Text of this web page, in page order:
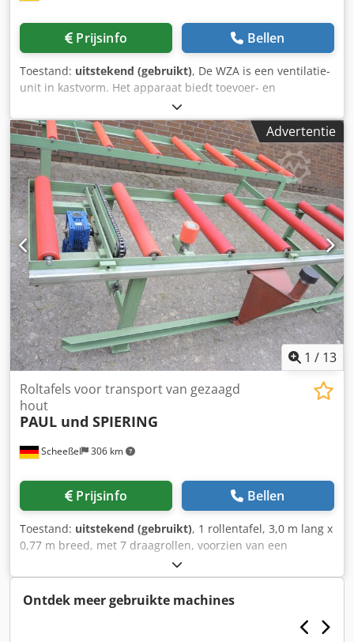
Prijsinfo Bellen
Toestand: uitstekend (gebruikt), De WZA is een ventilatie-
unit in kastvorm. Het apparaat biedt toevoer- en
afvoermogelijkheden, met geïntegreerde warmte- en
vochtafwisseling. De toevoer van buitenlucht geschiedt via
een aansluiting op de gevel. Chodpfszr Rflox Aqqsa De
apparaten zijn in 2023 in gebruik genomen, maar slechts
ongeveer 1 tot 1,5 jaar gebruikt. In totaal zijn er 6 stuks
beschikbaar. Een gezamenlijke verkoop wordt de voorkeur
gegeven, maar een individuele verkoop is ook mogelijk.
Juridische opmerking betreffende de productveiligheid
(GPSR): Dit product is aantoonbaar vóór 13 december 2024
op legale wijze in de Europese Unie op de markt gebracht.
Daarom valt het, op grond van artikel 54 van de EU-
verordening 2023/988 (GPSR), onder de wettelijke
overgangsregeling voor bestaande voorraden. De
verplichting om achteraf digitale contactgegevens van de
fabrikant te registreren en weer te geven (zoals
bijvoorbeeld specifieke e-mailadressen) of moderne online
veiligheidswaarschuwingen in de advertentie, vervalt voor
dit artikel.
Advertentie
1 / 13
Scheeßel 306 km
Roltafels voor transport van gezaagd
hout
PAUL und SPIERING
Prijsinfo Bellen
Toestand: uitstekend (gebruikt), 1 rollentafel, 3,0 m lang x
0,77 m breed, met 7 draagrollen, voorzien van een
pneumatisch hef-uitlijnketting met wormwieloverbrenging
en balgcilinder, met een houten overdraagslede met
rubber draaiplateau voor eenpersoons-houtaanvoer, met 2
opklapbare aanslagrollen voor plankhout afkomstig van de
Ontdek meer gebruikte machines